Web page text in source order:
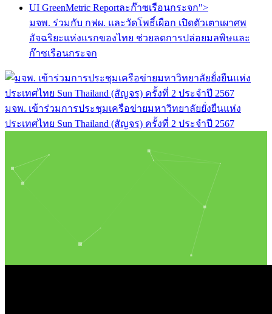
UI GreenMetric Reportละก๊าซเรือนกระจก">
มจพ. ร่วมกับ กฟผ. และวัดโพธิ์เผือก เปิดตัวเตาเผาศพ
อัจฉริยะแห่งแรกของไทย ช่วยลดการปล่อยมลพิษและ
ก๊าซเรือนกระจก
มจพ. เข้าร่วมการประชุมเครือข่ายมหาวิทยาลัยยั่งยืนแห่ง
ประเทศไทย Sun Thailand (สัญจร) ครั้งที่ 2 ประจำปี 2567